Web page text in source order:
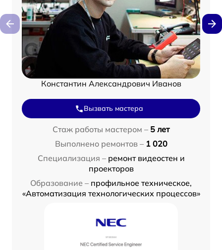
Константин Александрович Иванов
Вызвать мастера
Стаж работы мастером – 5 лет
Выполнено ремонтов – 1 020
Специализация – ремонт видеостен и
проекторов
Образование – профильное техническое,
«Автоматизация технологических процессов»